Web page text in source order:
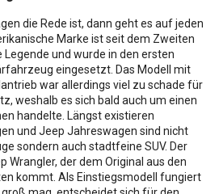
die Rede ist, dann geht es auf jeden
Marke ist seit dem Zweiten
und wurde in den ersten
eingesetzt. Das Modell mit
war allerdings viel zu schade für
weshalb es sich bald auch um einen
handelte. Längst existieren
und Jeep Jahreswagen sind nicht
sondern auch stadtfeine SUV. Der
Wrangler, der dem Original aus den
kommt. Als Einstiegsmodell fungiert